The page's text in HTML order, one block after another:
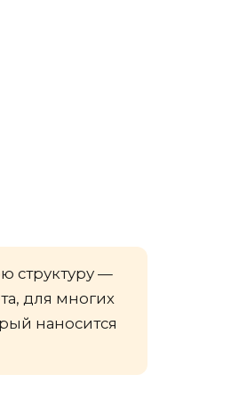
структуру —
для многих
наносится